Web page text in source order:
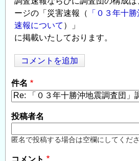
ージの「災害速報（
「０３年十
速報について ）」
に掲載いたしております。
コメントを追加
件名
投稿者名
匿名で投稿する場合は空欄にしてくださ
コメント